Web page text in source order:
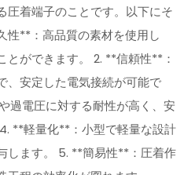
圧着端子のことです。以下にそ
性**：高品質の素材を使用し
とができます。 2. **信頼性**：
、安定した電気接続が可能で
過電圧に対する耐性が高く、安
**軽量化**：小型で軽量な設計
します。 5. **簡易性**：圧着作